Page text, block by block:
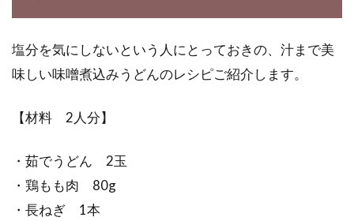
塩分を気にしないという人にとっておきの、汁まで美
味しい味噌煮込みうどんのレシピご紹介します。
【材料 2人分】
・茹でうどん 2玉
・鶏もも肉 80g
・長ねぎ 1本